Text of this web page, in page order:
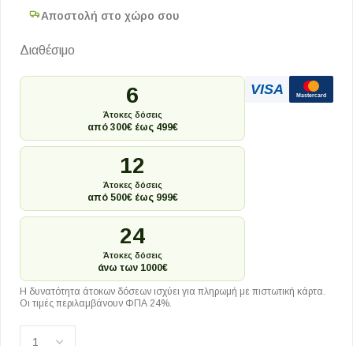
Αποστολή στο χώρο σου
Διαθέσιμο
6
Άτοκες δόσεις
από 300€ έως 499€
12
Άτοκες δόσεις
από 500€ έως 999€
24
Άτοκες δόσεις
άνω των 1000€
VISA Mastercard
Η δυνατότητα άτοκων δόσεων ισχύει για πληρωμή με πιστωτική κάρτα.
Οι τιμές περιλαμβάνουν ΦΠΑ 24%.